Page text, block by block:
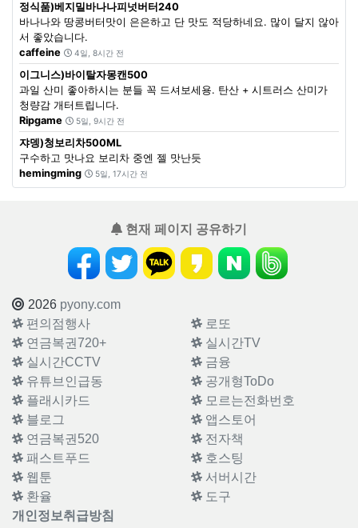
정식품)베지밀바나나피넛버터240
바나나와 땅콩버터맛이 은은하고 단 맛도 적당하네요. 많이 달지 않아
서 좋았습니다.
caffeine
4일, 8시간 전
이그니스)바이탈자몽캔500
과일 산미 좋아하시는 분들 꼭 드셔보세용. 탄산 + 시트러스 산미가
청량감 개터트립니다.
Ripgame
5일, 9시간 전
쟈뎅)청보리차500ML
구수하고 맛나요 보리차 중엔 젤 맛난듯
hemingming
5일, 17시간 전
현재 페이지 공유하기
2026 pyony.com
편의점행사
로또
연금복권720+
실시간TV
실시간CCTV
금융
유튜브인급동
공개형ToDo
플래시카드
모르는전화번호
블로그
앱스토어
연금복권520
전자책
패스트푸드
호스팅
웹툰
서버시간
환율
도구
개인정보취급방침